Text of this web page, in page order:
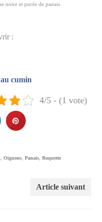
noire et purée de panais
:
cumin
4/5 - (1 vote)
,Oignons,Panais,Roquette
Article suivant